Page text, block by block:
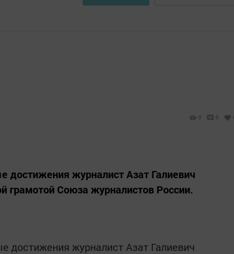
0 0
достижения журналист Азат Галиевич
грамотой Союза журналистов России.
достижения журналист Азат Галиевич